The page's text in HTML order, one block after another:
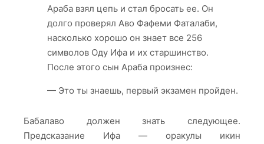
Араба взял цепь и стал бросать ее. Он
долго проверял Аво Фафеми Фаталаби,
насколько хорошо он знает все 256
символов Оду Ифа и их старшинство.
После этого сын Араба произнес:
— Это ты знаешь, первый экзамен пройден.
Бабалаво должен знать следующее.
Предсказание Ифа — оракулы икин